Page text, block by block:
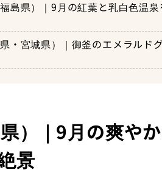
那須湯本温泉）
」
クリゾート」
ポット
島県）｜9月の紅葉と乳白色温泉
クセス
すめグルメ
すめ日帰り温泉
・宮城県）｜御釜のエメラルド
ス
アクセス
グルメ
）｜9月の爽や
景